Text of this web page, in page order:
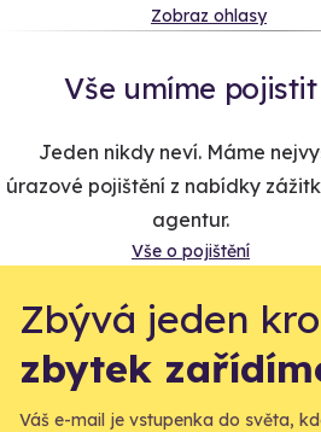
Zobraz ohlasy
Vše umíme pojistit
Jeden nikdy neví. Máme
úrazové pojištění z nabídky
agentur.
Vše o pojištění
Zbývá jeden
zbytek
Váš e-mail je vstupenka do světa,